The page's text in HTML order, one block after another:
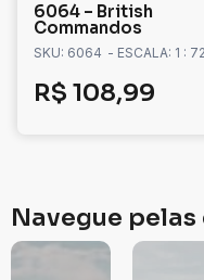
6064 – British
Commandos
SKU: 6064 - ESCALA: 1 : 72
R$ 108,99
Navegue